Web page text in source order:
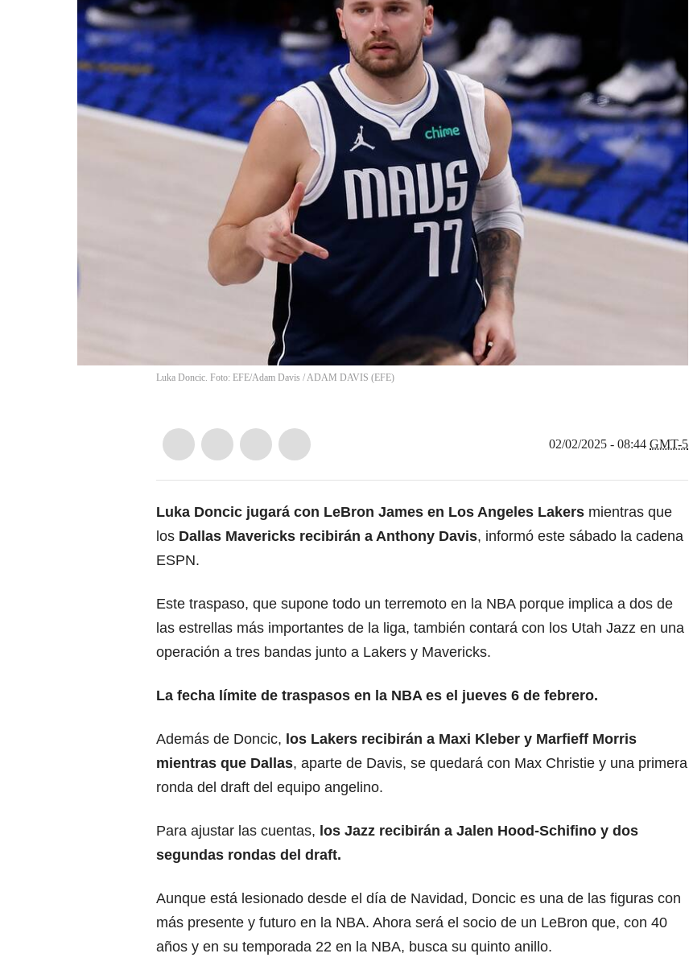
Luka Doncic. Foto: EFE/Adam Davis /ADAM DAVIS (EFE)
02/02/2025 - 08:44 GMT-5
Luka Doncic jugará con LeBron James en Los Angeles Lakers mientras que
los Dallas Mavericks recibirán a Anthony Davis, informó este sábado la cadena
ESPN.
Este traspaso, que supone todo un terremoto en la NBA porque implica a dos de
las estrellas más importantes de la liga, también contará con los Utah Jazz en una
operación a tres bandas junto a Lakers y Mavericks.
La fecha límite de traspasos en la NBA es el jueves 6 de febrero.
Además de Doncic, los Lakers recibirán a Maxi Kleber y Marfieff Morris
mientras que Dallas, aparte de Davis, se quedará con Max Christie y una primera
ronda del draft del equipo angelino.
Para ajustar las cuentas, los Jazz recibirán a Jalen Hood-Schifino y dos
segundas rondas del draft.
Aunque está lesionado desde el día de Navidad, Doncic es una de las figuras con
más presente y futuro en la NBA. Ahora será el socio de un LeBron que, con 40
años y en su temporada 22 en la NBA, busca su quinto anillo.